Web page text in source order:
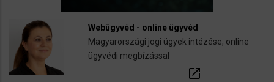
Webügyvéd - online ügyvéd
Magyarországi jogi ügyek intézése, online
ügyvédi megbízással
open_in_new